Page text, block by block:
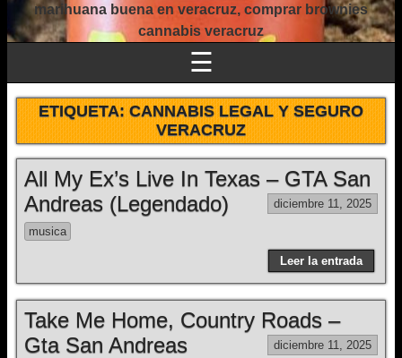
marihuana buena en veracruz, comprar brownies
cannabis veracruz
☰
ETIQUETA:CANNABIS LEGAL Y SEGURO
VERACRUZ
All My Ex’s Live In Texas – GTA San
Andreas (Legendado)
diciembre 11, 2025
musica
Leer la entrada
Take Me Home, Country Roads –
Gta San Andreas
diciembre 11, 2025